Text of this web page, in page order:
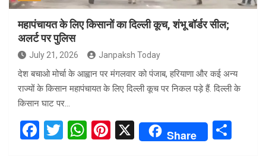
महापंचायत के लिए किसानों का दिल्ली कूच, शंभू बॉर्डर सील;
अलर्ट पर पुलिस
July 21, 2026 Janpaksh Today
देश बचाओ मोर्चा के आह्वान पर मंगलवार को पंजाब, हरियाणा और कई अन्य
राज्यों के किसान महापंचायत के लिए दिल्ली कूच पर निकल पड़े हैं. दिल्ली के
किसान घाट पर…
F
T
W Pi X Share